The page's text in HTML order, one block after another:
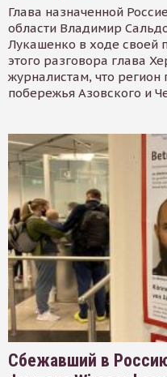
Глава назначенной
области Владимир
Лукашенко в ходе своей
этого разговора глава
журналистам, что регион
побережья Азовского и
Сбежавший в